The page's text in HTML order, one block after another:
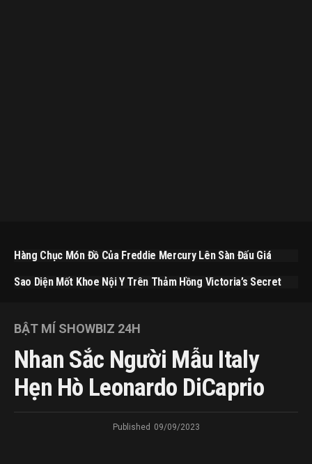
Hàng Chục Món Đồ Của Freddie Mercury Lên Sàn Đấu Giá
Sao Diện Mốt Khoe Nội Y Trên Thảm Hồng Victoria’s Secret
BẬT MÍ SHOWBIZ 24H
Nhan Sắc Người Mẫu Italy
Hẹn Hò Leonardo DiCaprio
Published 09/09/2023